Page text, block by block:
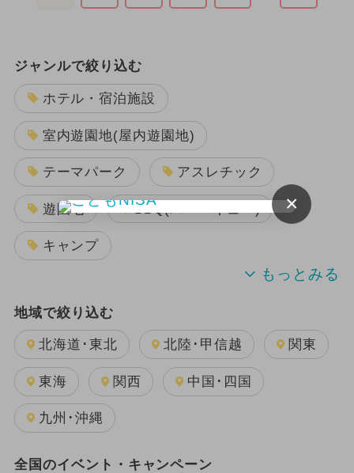
ジャンルで絞り込む
ホテル・宿泊施設
室内遊園地(屋内遊園地)
テーマパーク アスレチック
遊園地 BBQ(バーベキュー)
キャンプ
ショッピング
水族館 温泉・スパ 博物館
キッズカフェ・親子カフェ
工場見学
地域で絞り込む
北海道･東北 北陸･甲信越 関東
東海 関西 中国･四国
九州･沖縄
全国のイベント・キャンペーン
×